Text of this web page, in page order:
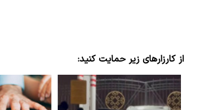
از کارزارهای زیر حمایت کنید: